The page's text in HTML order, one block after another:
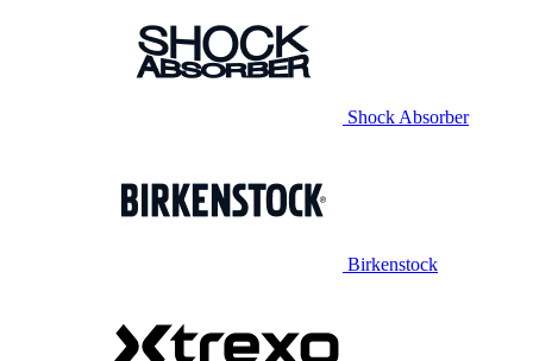
Shock Absorber
Birkenstock